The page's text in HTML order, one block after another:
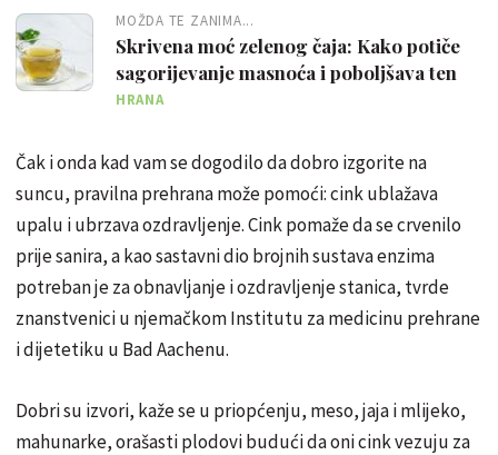
MOŽDA TE ZANIMA...
Skrivena moć zelenog čaja: Kako potiče
sagorijevanje masnoća i poboljšava ten
HRANA
Čak i onda kad vam se dogodilo da dobro izgorite na
suncu, pravilna prehrana može pomoći: cink ublažava
upalu i ubrzava ozdravljenje. Cink pomaže da se crvenilo
prije sanira, a kao sastavni dio brojnih sustava enzima
potreban je za obnavljanje i ozdravljenje stanica, tvrde
znanstvenici u njemačkom Institutu za medicinu prehrane
i dijetetiku u Bad Aachenu.
Dobri su izvori, kaže se u priopćenju, meso, jaja i mlijeko,
mahunarke, orašasti plodovi budući da oni cink vezuju za